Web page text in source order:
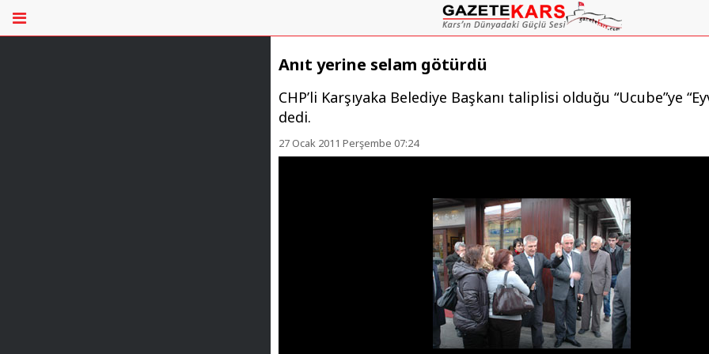
Anıt yerine selam götürdü
CHP’li Karşıyaka Belediye Başkanı taliplisi olduğu “Ucube”ye
dedi.
27 Ocak 2011 Perşembe 07:24